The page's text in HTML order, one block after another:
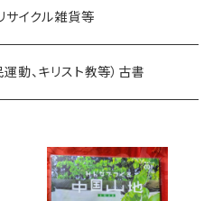
サイクル雑貨等
動、キリスト教等）古書